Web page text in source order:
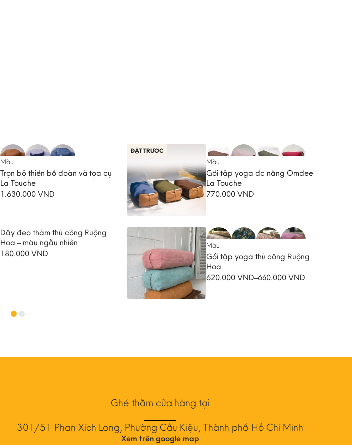
Trọn bộ thiền bồ đoàn và tọa cụ
La Touche
1.630.000VND
Màu
ĐẶT TRƯỚC
Gối tập yoga đa năng Omdee
La Touche
770.000 VND
Màu
Dây đeo thảm thủ công Ruộng
Hoa – màu ngẫu nhiên
180.000VND
Gối tập yoga thủ công Ruộng
Hoa
620.000 VND–660.000 VND
Khoảng
giá:
Màu
Ghé thăm cửa hàng tại
301/51 Phan Xích Long, Phường Cầu Kiệu, Thành phố Hồ Chí Minh
Xem trên google map